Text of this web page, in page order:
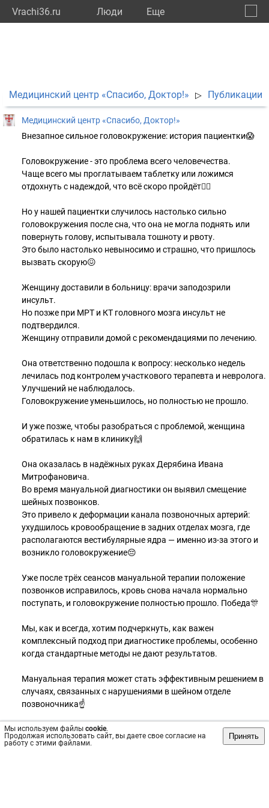
Vrachi36.ru Люди Eще
Мы используем файлы cookie.
Продолжая использовать сайт, вы даете свое согласие на
работу с этими файлами.
Принять
Медицинский центр «Спасибо, Доктор!» ▷ Публикации
Медицинский центр «Спасибо, Доктор!»
Внезапное сильное головокружение: история пациентки😱
Головокружение - это проблема всего человечества.
Чаще всего мы проглатываем таблетку или ложимся
отдохнуть с надеждой, что всё скоро пройдёт😵‍💫
Но у нашей пациентки случилось настолько сильно
головокружения после сна, что она не могла поднять или
повернуть голову, испытывала тошноту и рвоту.
Это было настолько невыносимо и страшно, что пришлось
вызвать скорую😖
Женщину доставили в больницу: врачи заподозрили
инсульт.
Но позже при МРТ и КТ головного мозга инсульт не
подтвердился.
Женщину отправили домой с рекомендациями по лечению.
Она ответственно подошла к вопросу: несколько недель
лечилась под контролем участкового терапевта и невролога.
Улучшений не наблюдалось.
Головокружение уменьшилось, но полностью не прошло.
И уже позже, чтобы разобраться с проблемой, женщина
обратилась к нам в клинику🙌
Она оказалась в надёжных руках Дерябина Ивана
Митрофановича.
Во время мануальной диагностики он выявил смещение
шейных позвонков.
Это привело к деформации канала позвоночных артерий:
ухудшилось кровообращение в задних отделах мозга, где
располагаются вестибулярные ядра — именно из-за этого и
возникло головокружение😔
Уже после трёх сеансов мануальной терапии положение
позвонков исправилось, кровь снова начала нормально
поступать, и головокружение полностью прошло. Победа🎊
Мы, как и всегда, хотим подчеркнуть, как важен
комплексный подход при диагностике проблемы, особенно
когда стандартные методы не дают результатов.
Мануальная терапия может стать эффективным решением в
случаях, связанных с нарушениями в шейном отделе
позвоночника☝
Поверьте, уже не раз мануальная терапия спасала наших
пациентов в подобных ситуациях.